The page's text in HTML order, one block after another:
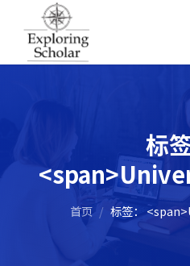
标签
首页 / 标签：